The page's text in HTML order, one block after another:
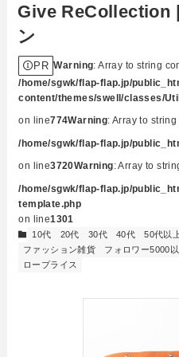
Give ReCollection
ン
PR Warning: Array to string
/home/sgwk/flap-flap.jp/
content/themes/swell/classes/
on line774Warning: Array to
/home/sgwk/flap-flap.jp/
on line3720Warning: Array to
/home/sgwk/flap-flap.jp/
template.php
on line1301
10代 20代 30代 40代 50代以
ファッション雑貨
フォロワー5000
ロープライス